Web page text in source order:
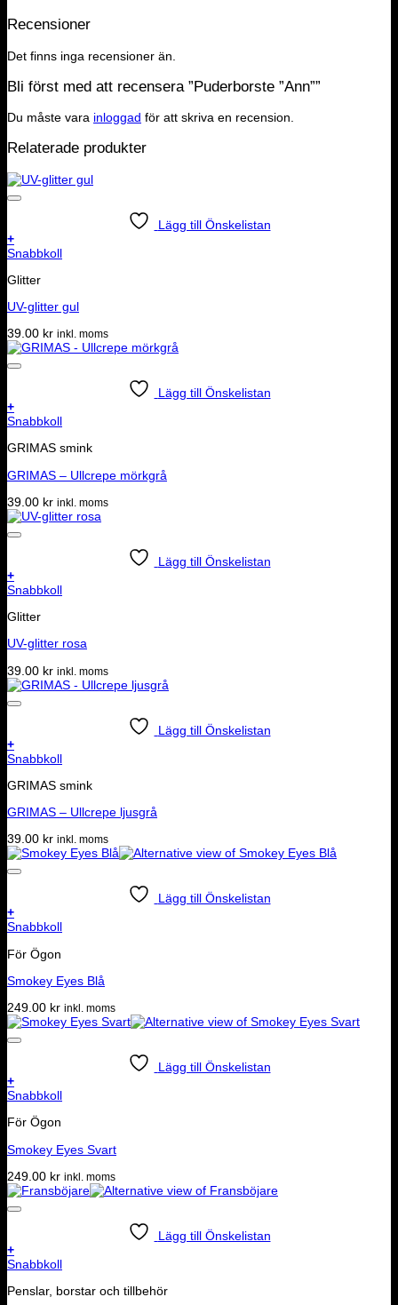
Recensioner
Det finns inga recensioner än.
Bli först med att recensera ”Puderborste ”Ann””
Du måste vara inloggad för att skriva en recension.
Relaterade produkter
Lägg till Önskelistan
+
Snabbkoll
Glitter
UV-glitter gul
39.00 kr inkl. moms
Lägg till Önskelistan
+
Snabbkoll
GRIMAS smink
GRIMAS – Ullcrepe mörkgrå
39.00 kr inkl. moms
Lägg till Önskelistan
+
Snabbkoll
Glitter
UV-glitter rosa
39.00 kr inkl. moms
Lägg till Önskelistan
+
Snabbkoll
GRIMAS smink
GRIMAS – Ullcrepe ljusgrå
39.00 kr inkl. moms
Lägg till Önskelistan
+
Snabbkoll
För Ögon
Smokey Eyes Blå
249.00 kr inkl. moms
Lägg till Önskelistan
+
Snabbkoll
För Ögon
Smokey Eyes Svart
249.00 kr inkl. moms
Lägg till Önskelistan
+
Snabbkoll
Penslar, borstar och tillbehör